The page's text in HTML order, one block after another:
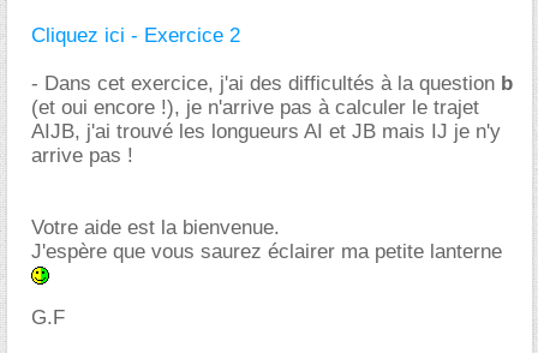
Cliquez ici - Exercice 2
- Dans cet exercice, j'ai des difficultés à la question b
(et oui encore !), je n'arrive pas à calculer le trajet
AIJB, j'ai trouvé les longueurs AI et JB mais IJ je n'y
arrive pas !
Votre aide est la bienvenue.
J'espère que vous saurez éclairer ma petite lanterne
G.F